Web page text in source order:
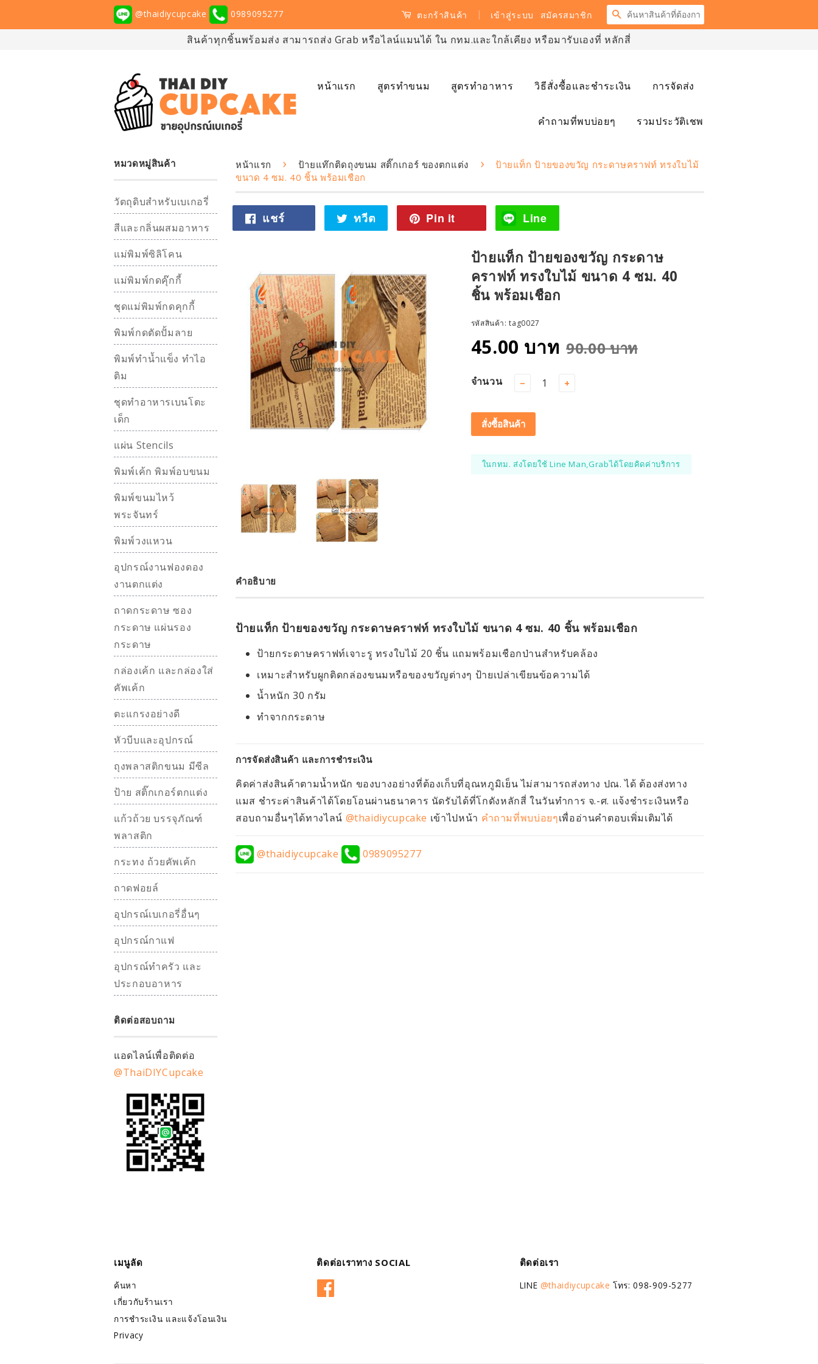
@thaidiycupcake 0989095277 ตะกร้าสินค้า | เข้าสู่ระบบ สมัครสมาชิก
ค้นหา
สินค้าทุกชิ้นพร้อมส่ง สามารถส่ง Grab หรือไลน์แมนได้ ใน กทม.และใกล้เคียง หรือมารับเองที่ หลักสี่
หน้าแรก สูตรทำขนม สูตรทำอาหาร วิธีสั่งซื้อและชำระเงิน การจัดส่ง
คำถามที่พบบ่อยๆ รวมประวัติเชพ
หมวดหมู่สินค้า
วัตถุดิบสำหรับเบเกอรี่
สีและกลิ่นผสมอาหาร
แม่พิมพ์ซิลิโคน
แม่พิมพ์กดคุ๊กกี้
ชุดแม่พิมพ์กดคุกกี้
พิมพ์กดตัดปั้มลาย
พิมพ์ทำน้ำแข็ง ทำไอ
ติม
ชุดทำอาหารเบนโตะ
เด็ก
แผ่น Stencils
พิมพ์เค้ก พิมพ์อบขนม
พิมพ์ขนมไหว้
พระจันทร์
พิมพ์วงแหวน
อุปกรณ์งานฟองดอง
งานตกแต่ง
ถาดกระดาษ ซอง
กระดาษ แผ่นรอง
กระดาษ
กล่องเค้ก และกล่องใส่
คัพเค้ก
ตะแกรงอย่างดี
หัวบีบและอุปกรณ์
ถุงพลาสติกขนม มีซีล
ป้าย สติ๊กเกอร์ตกแต่ง
แก้วถ้วย บรรจุภัณฑ์
พลาสติก
กระทง ถ้วยคัพเค้ก
ถาดฟอยล์
อุปกรณ์เบเกอรี่อื่นๆ
อุปกรณ์กาแฟ
อุปกรณ์ทำครัว และ
ประกอบอาหาร
ติดต่อสอบถาม
แอดไลน์เพื่อติดต่อ
@ThaiDIYCupcake
หน้าแรก › ป้ายแท๊กติดถุงขนม สติ๊กเกอร์ ของตกแต่ง ›
ป้ายแท็ก ป้ายของขวัญ กระดาษคราฟท์ ทรงใบไม้
ขนาด 4 ซม. 40 ชิ้น พร้อมเชือก
แชร์
ไป
ทวีต
ตไป
เตอร์
Pin it
on
Line
ป้ายแท็ก ป้ายของขวัญ กระดาษ
คราฟท์ ทรงใบไม้ ขนาด 4 ซม. 40
ชิ้น พร้อมเชือก
รหัสสินค้า:tag0027
45.00 บาท 90.00 บาท
จำนวน − +
สั่งซื้อสินค้า
ในกทม. ส่งโดยใช้ Line Man,Grabได้โดยคิดค่าบริการ
คำอธิบาย
ป้ายแท็ก ป้ายของขวัญ กระดาษคราฟท์ ทรงใบไม้ ขนาด 4 ซม. 40 ชิ้น พร้อมเชือก
ป้ายกระดาษคราฟท์เจาะรู ทรงใบไม้ 20 ชิ้น แถมพร้อมเชือกป่านสำหรับคล้อง
เหมาะสำหรับผูกติดกล่องขนมหรือของขวัญต่างๆ ป้ายเปล่าเขียนข้อความได้
น้ำหนัก 30 กรัม
ทำจากกระดาษ
การจัดส่งสินค้า และการชำระเงิน
คิดค่าส่งสินค้าตามน้ำหนัก ของบางอย่างที่ต้องเก็บที่อุณหภูมิเย็น ไม่สามารถส่งทาง ปณ. ได้ ต้องส่งทาง
แมส ชำระค่าสินค้าได้โดยโอนผ่านธนาคาร นัดรับได้ที่โกดังหลักสี่ ในวันทำการ จ.-ศ. แจ้งชำระเงินหรือ
สอบถามอื่นๆได้ทางไลน์ @thaidiycupcake เข้าไปหน้า คำถามที่พบบ่อยๆเพื่ออ่านคำตอบเพิ่มเติมได้
@thaidiycupcake 0989095277
เมนูลัด
ค้นหา
เกี่ยวกับร้านเรา
การชำระเงิน และแจ้งโอนเงิน
Privacy
ติดต่อเราทาง SOCIAL ติดต่อเรา
LINE @thaidiycupcake โทร: 098-909-5277